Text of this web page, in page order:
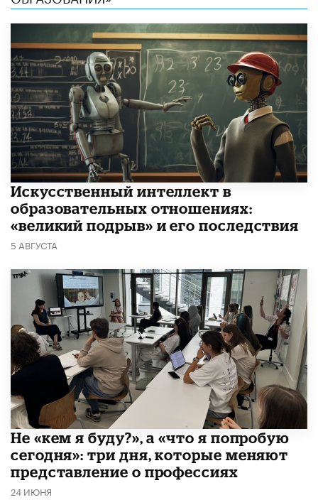
​Искусственный интеллект в
образовательных отношениях:
«великий подрыв» и его последствия
5 АВГУСТА
Не «кем я буду?», а «что я попробую
сегодня»: три дня, которые меняют
представление о профессиях
24 ИЮНЯ